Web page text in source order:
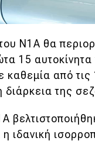
N1A θα
15 αυτοκίνητα
καθεμία από
της
η ιδανική